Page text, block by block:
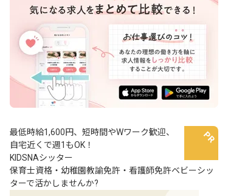
最低時給1,600円、短時間やWワーク歓迎、
自宅近くで週1もOK！
KIDSNAシッター
保育士資格・幼稚園教諭免許・看護師免許ベビーシッ
ターで活かしませんか?